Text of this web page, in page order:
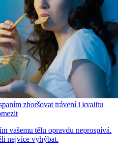
zhoršovat trávení i kvalitu
vašemu tělu opravdu neprospívá.
nejvíce vyhýbat.